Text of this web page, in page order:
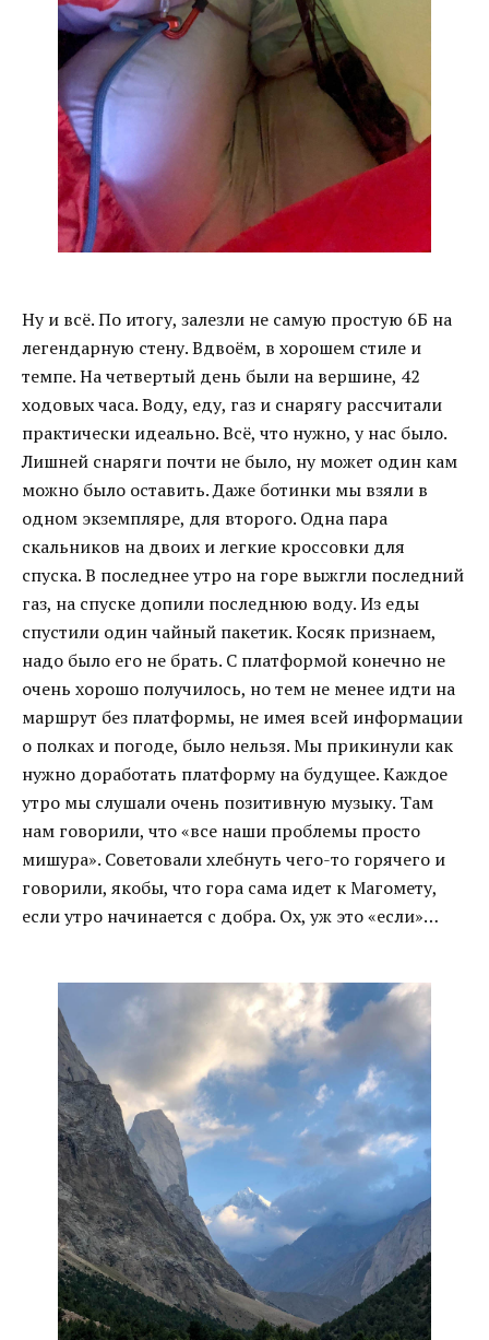
Ну и всё. По итогу, залезли не самую простую 6Б на
легендарную стену. Вдвоём, в хорошем стиле и
темпе. На четвертый день были на вершине, 42
ходовых часа. Воду, еду, газ и снарягу рассчитали
практически идеально. Всё, что нужно, у нас было.
Лишней снаряги почти не было, ну может один кам
можно было оставить. Даже ботинки мы взяли в
одном экземпляре, для второго. Одна пара
скальников на двоих и легкие кроссовки для
спуска. В последнее утро на горе выжгли последний
газ, на спуске допили последнюю воду. Из еды
спустили один чайный пакетик. Косяк признаем,
надо было его не брать. С платформой конечно не
очень хорошо получилось, но тем не менее идти на
маршрут без платформы, не имея всей информации
о полках и погоде, было нельзя. Мы прикинули как
нужно доработать платформу на будущее. Каждое
утро мы слушали очень позитивную музыку. Там
нам говорили, что «все наши проблемы просто
мишура». Советовали хлебнуть чего-то горячего и
говорили, якобы, что гора сама идет к Магомету,
если утро начинается с добра. Ох, уж это «если»…